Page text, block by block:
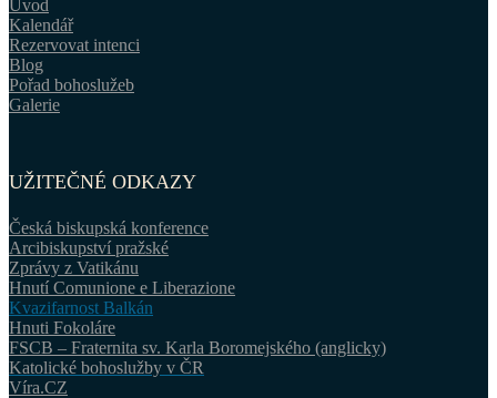
Úvod
Kalendář
Rezervovat intenci
Blog
Pořad bohoslužeb
Galerie
UŽITEČNÉ ODKAZY
Česká biskupská konference
Arcibiskupství pražské
Zprávy z Vatikánu
Hnutí Comunione e Liberazione
Kvazifarnost Balkán
Hnuti Fokoláre
FSCB – Fraternita sv. Karla Boromejského (anglicky)
Katolické bohoslužby v ČR
Víra.CZ